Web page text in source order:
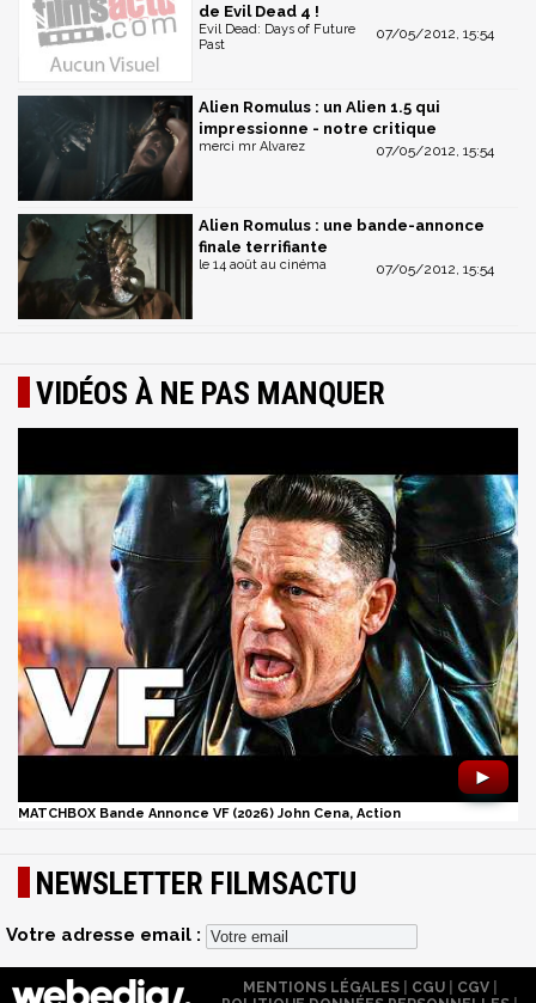
de Evil Dead 4 !
07/05/2012, 15:54
Evil Dead: Days of Future
Past
Alien Romulus : un Alien 1.5 qui
impressionne - notre critique
07/05/2012, 15:54
merci mr Alvarez
Alien Romulus : une bande-annonce
finale terrifiante
07/05/2012, 15:54
le 14 août au cinéma
VIDÉOS À NE PAS MANQUER
►
MATCHBOX Bande Annonce VF (2026) John Cena, Action
NEWSLETTER FILMSACTU
Votre adresse email :
MENTIONS LÉGALES| CGU| CGV|